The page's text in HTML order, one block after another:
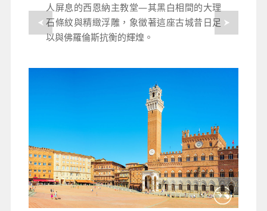
人屏息的西恩納主教堂—其黑白相間的大理
石條紋與精緻浮雕，象徵著這座古城昔日足
以與佛羅倫斯抗衡的輝煌。